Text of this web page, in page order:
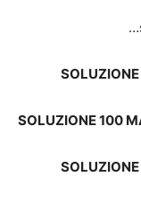
SOLUZIONE 100